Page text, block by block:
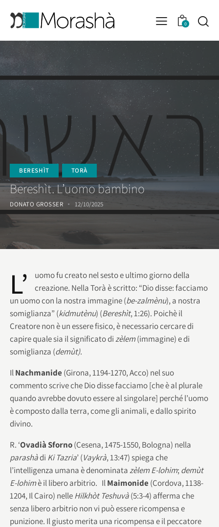
0
BERESHÌT TORÀ
Bereshìt. L’uomo bambino
DONATO GROSSER 12/10/2025
L’
uomo fu creato nel sesto e ultimo giorno della
creazione. Nella Torà è scritto: “Dio disse: facciamo
un uomo con la nostra immagine (be-zalmènu), a nostra
somiglianza” (kidmutènu) (Bereshìt, 1:26). Poichè il
Creatore non è un essere fisico, è necessario cercare di
capire quale sia il significato dizèlem(immagine) e di
somiglianza (demùt).
IlNachmanide (Girona, 1194-1270, Acco) nel suo
commento scrive che Dio disse facciamo [che è al plurale
quando avrebbe dovuto essere al singolare] perché l’uomo
è composto dalla terra, come gli animali, e dallo spirito
divino.
R. ‘Ovadià Sforno(Cesena, 1475-1550, Bologna) nella
parashàdi Ki Tazria’ (Vaykrà, 13:47) spiega che
l’intelligenza umana è denominatazèlem E-lohim;demùt
E-lohimè il libero arbitrio. IlMaimonide (Cordova, 1138-
1204, Il Cairo) nelleHilkhòt Teshuvà(5:3-4) afferma che
senza libero arbitrio non vi può essere ricompensa e
punizione. Il giusto merita una ricompensa e il peccatore